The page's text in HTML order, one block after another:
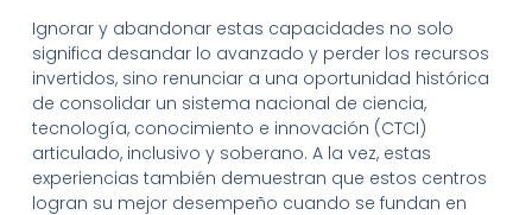
Ignorar y abandonar estas capacidades no solo
significa desandar lo avanzado y perder los recursos
invertidos, sino renunciar a una oportunidad histórica
de consolidar un sistema nacional de ciencia,
tecnología, conocimiento e innovación (CTCI)
articulado, inclusivo y soberano. A la vez, estas
experiencias también demuestran que estos centros
logran su mejor desempeño cuando se fundan en